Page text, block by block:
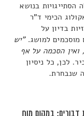
בנושא
הכימי ד"ר
בדיון על
מוסכמים למושג. "יש
ואין הסכמה על אף
לכן, כל ניסיון
שנבחרת.
במקום מוח